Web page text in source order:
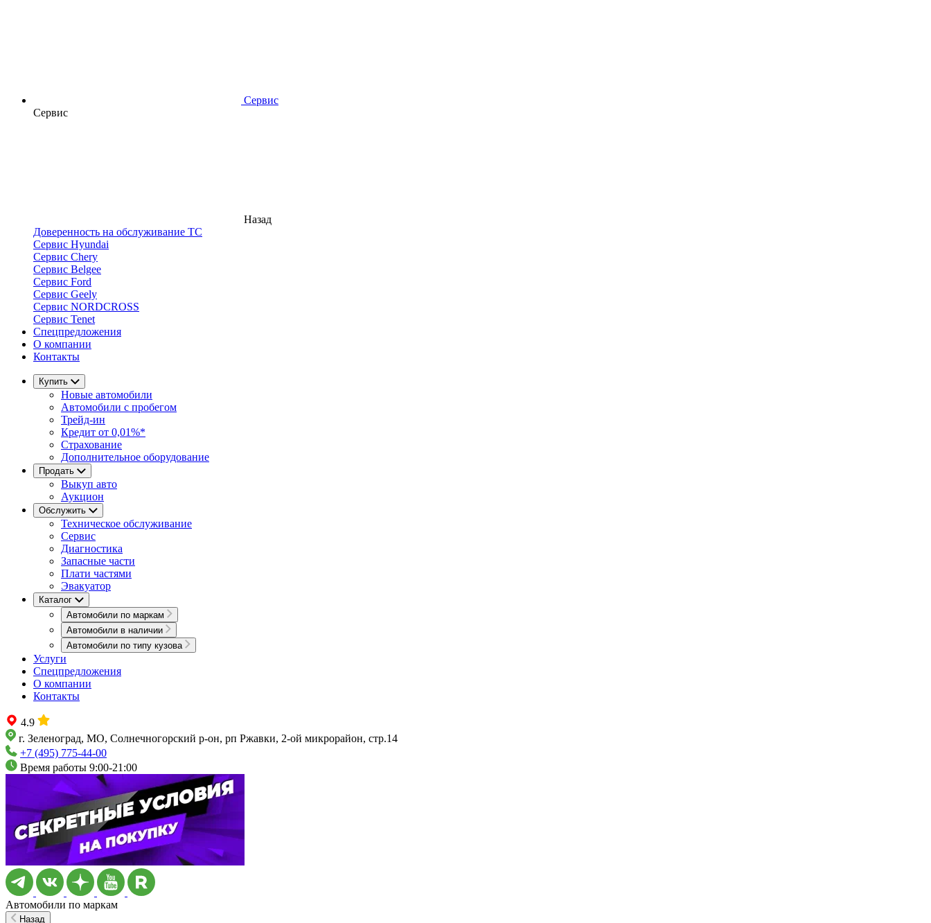
Сервис
Сервис
Назад
Доверенность на обслуживание ТС
Сервис Hyundai
Сервис Chery
Сервис Belgee
Сервис Ford
Сервис Geely
Сервис NORDCROSS
Сервис Tenet
Спецпредложения
О компании
Контакты
Купить
Новые автомобили
Автомобили с пробегом
Трейд-ин
Кредит от 0,01%*
Страхование
Дополнительное оборудование
Продать
Выкуп авто
Аукцион
Обслужить
Техническое обслуживание
Сервис
Диагностика
Запасные части
Плати частями
Эвакуатор
Каталог
Автомобили по маркам
Автомобили в наличии
Автомобили по типу кузова
Услуги
Спецпредложения
О компании
Контакты
4.9
г. Зеленоград, МО, Солнечногорский р-он, рп Ржавки, 2-ой микрорайон, стр.14
+7 (495) 775-44-00
Время работы 9:00-21:00
Автомобили по маркам
Назад